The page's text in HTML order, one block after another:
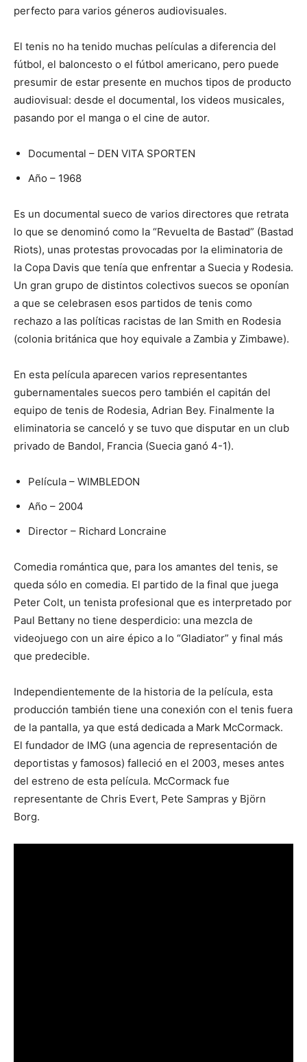
perfecto para varios géneros audiovisuales.
El tenis no ha tenido muchas películas a diferencia del
fútbol, el baloncesto o el fútbol americano, pero puede
presumir de estar presente en muchos tipos de producto
audiovisual: desde el documental, los videos musicales,
pasando por el manga o el cine de autor.
Documental – DEN VITA SPORTEN
Año – 1968
Es un documental sueco de varios directores que retrata
lo que se denominó como la “Revuelta de Bastad” (Bastad
Riots), unas protestas provocadas por la eliminatoria de
la Copa Davis que tenía que enfrentar a Suecia y Rodesia.
Un gran grupo de distintos colectivos suecos se oponían
a que se celebrasen esos partidos de tenis como
rechazo a las políticas racistas de Ian Smith en Rodesia
(colonia británica que hoy equivale a Zambia y Zimbawe).
En esta película aparecen varios representantes
gubernamentales suecos pero también el capitán del
equipo de tenis de Rodesia, Adrian Bey. Finalmente la
eliminatoria se canceló y se tuvo que disputar en un club
privado de Bandol, Francia (Suecia ganó 4-1).
Película – WIMBLEDON
Año – 2004
Director – Richard Loncraine
Comedia romántica que, para los amantes del tenis, se
queda sólo en comedia. El partido de la final que juega
Peter Colt, un tenista profesional que es interpretado por
Paul Bettany no tiene desperdicio: una mezcla de
videojuego con un aire épico a lo “Gladiator” y final más
que predecible.
Independientemente de la historia de la película, esta
producción también tiene una conexión con el tenis fuera
de la pantalla, ya que está dedicada a Mark McCormack.
El fundador de IMG (una agencia de representación de
deportistas y famosos) falleció en el 2003, meses antes
del estreno de esta película. McCormack fue
representante de Chris Evert, Pete Sampras y Björn
Borg.